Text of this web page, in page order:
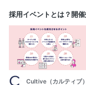
採用イベントとは？開
Cultive（カルティブ）